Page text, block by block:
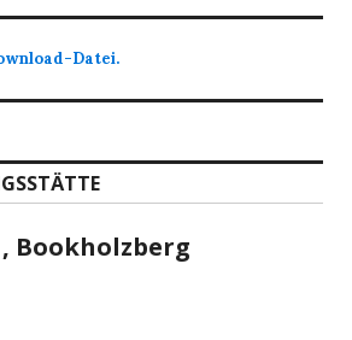
Datei.
Bookholzberg